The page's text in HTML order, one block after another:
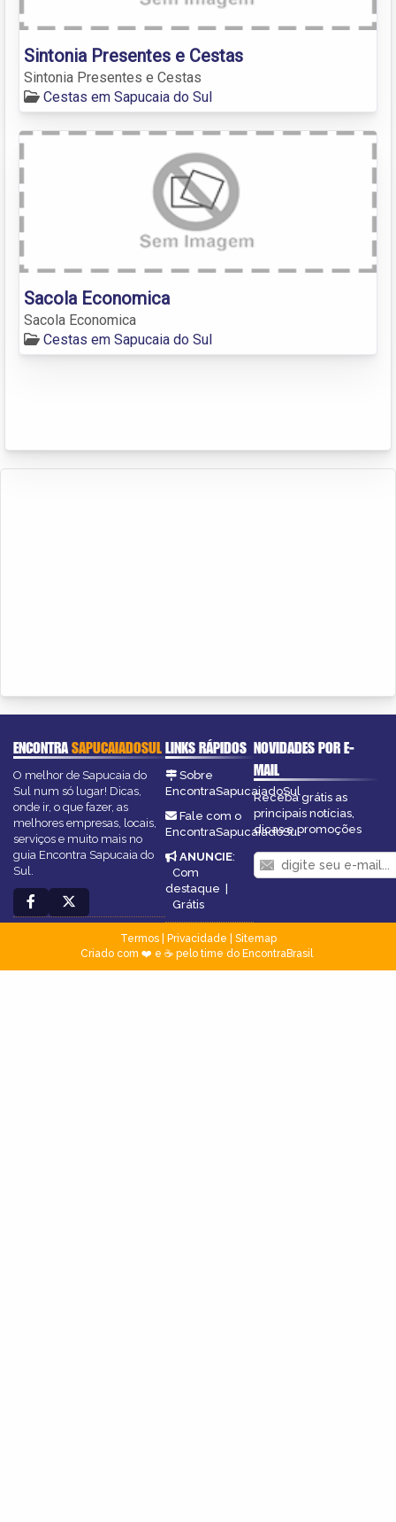
Sintonia Presentes e Cestas
Sintonia Presentes e Cestas
Cestas em Sapucaia do Sul
Sacola Economica
Sacola Economica
Cestas em Sapucaia do Sul
ENCONTRASAPUCAIADOSUL
O melhor de Sapucaia do
Sul num só lugar! Dicas,
onde ir, o que fazer, as
melhores empresas, locais,
serviços e muito mais no
guia Encontra Sapucaia do
Sul.
LINKS RÁPIDOS
Sobre
EncontraSapucaiadoSul
Fale com o
EncontraSapucaiadoSul
ANUNCIE:
Com
destaque |
Grátis
NOVIDADES POR E-
MAIL
Receba grátis as
principais notícias,
dicas e promoções
Termos| Privacidade
Sitemap
Criado com ❤️ e ☕ pelo time do EncontraBrasil